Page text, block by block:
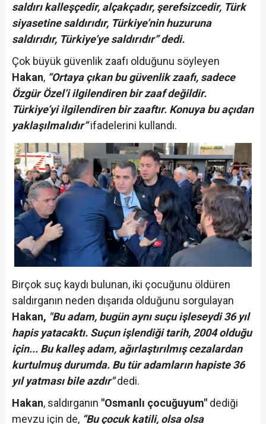
saldırı kalleşçedir, alçakçadır, şerefsizcedir, Türk
siyasetine saldırıdır, Türkiye’nin huzuruna
saldırıdır, Türkiye’ye saldırıdır” dedi.
Çok büyük güvenlik zaafı olduğunu söyleyen
Hakan, “Ortaya çıkan bu güvenlik zaafı, sadece
Özgür Özel’i ilgilendiren bir zaaf değildir.
Türkiye’yi ilgilendiren bir zaaftır. Konuya bu açıdan
yaklaşılmalıdır”ifadelerini kullandı.
Birçok suç kaydı bulunan, iki çocuğunu öldüren
saldırganın neden dışarıda olduğunu sorgulayan
Hakan, "Bu adam, bugün aynı suçu işleseydi 36 yıl
hapis yatacaktı. Suçun işlendiği tarih, 2004 olduğu
için... Bu kalleş adam, ağırlaştırılmış cezalardan
kurtulmuş durumda. Bu tür adamların hapiste 36
yıl yatması bile azdır"dedi.
Hakan, saldırganın "Osmanlı çocuğuyum" dediği
mevzu için de, “Bu çocuk katili, olsa olsa